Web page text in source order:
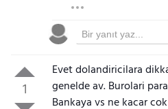
1
Evet dolandiricilara
genelde av. Burolari
Bankaya vs ne kacar